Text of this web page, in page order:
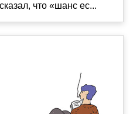
что «шанс ес...